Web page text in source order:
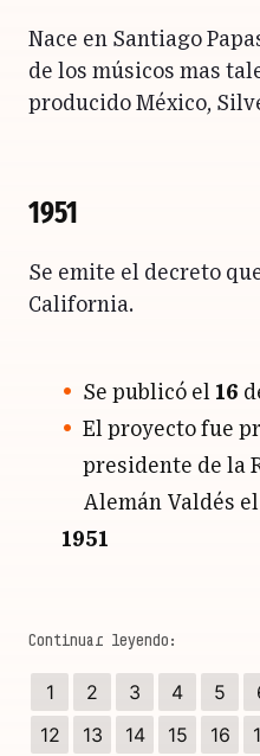
Nace en Santiago
de los músicos mas
producido México,
1951
Se emite el decreto
California.
Se publicó el 16
El proyecto fue
presidente de la
Alemán Valdés el
1951
1 2 3 4 5
12
13 14 15 16